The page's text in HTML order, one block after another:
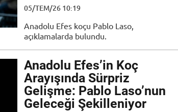
05/TEM/26 10:19
Anadolu Efes koçu Pablo Laso,
açıklamalarda bulundu.
Anadolu Efes’in Koç
Arayışında Sürpriz
Gelişme: Pablo Laso’nun
Geleceği Şekilleniyor